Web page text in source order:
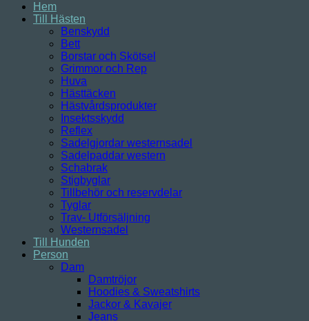
Hem
Till Hästen
Benskydd
Bett
Borstar och Skötsel
Grimmor och Rep
Huva
Hästtäcken
Hästvårdsprodukter
Insektsskydd
Reflex
Sadelgjordar westernsadel
Sadelpaddar western
Schabrak
Stigbyglar
Tillbehör och reservdelar
Tyglar
Trav- Utförsäljning
Westernsadel
Till Hunden
Person
Dam
Damtröjor
Hoodies & Sweatshirts
Jackor & Kavajer
Jeans